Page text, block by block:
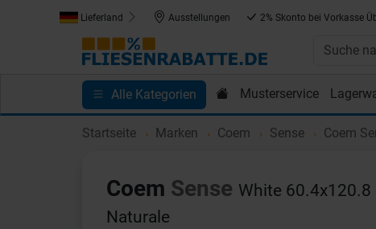
Lieferland Ausstellungen 2% Skonto bei Vorkasse
Alle Kategorien Musterservice
Kundenprojekte Blog Einkaufen bei
Startseite Marken Coem Sense Coem
Coem Sense White
Naturale